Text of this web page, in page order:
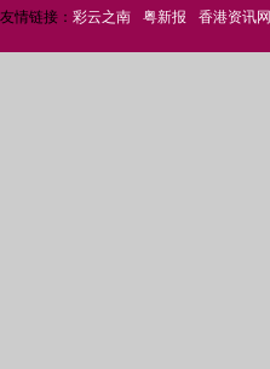
友情链接： 彩云之南 粤新报 香港资讯网